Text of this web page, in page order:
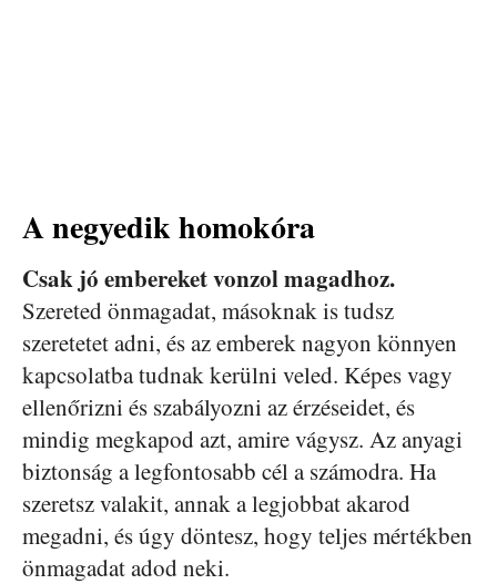
A negyedik homokóra
Csak jó embereket vonzol magadhoz.
Szereted önmagadat, másoknak is tudsz
szeretetet adni, és az emberek nagyon könnyen
kapcsolatba tudnak kerülni veled. Képes vagy
ellenőrizni és szabályozni az érzéseidet, és
mindig megkapod azt, amire vágysz. Az anyagi
biztonság a legfontosabb cél a számodra. Ha
szeretsz valakit, annak a legjobbat akarod
megadni, és úgy döntesz, hogy teljes mértékben
önmagadat adod neki.